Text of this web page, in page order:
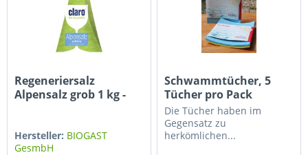
Regeneriersalz
Alpensalz grob 1 kg -
Hersteller: BIOGAST
GesmbH
Schwammtücher, 5
Tücher pro Pack
Die Tücher haben im
Gegensatz zu
herkömlichen...